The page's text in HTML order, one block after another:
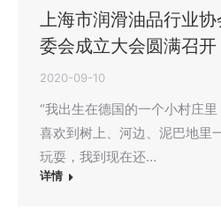
上海市润滑油品行业
委会成立大会圆满召开
2020-09-10
“我出生在德国的一个小村庄
喜欢到树上、河边、泥巴地里
玩耍，我到现在还…
详情